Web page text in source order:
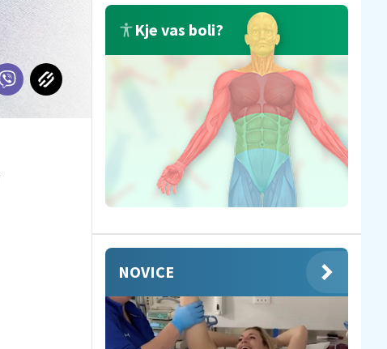
Kje vas boli?
NOVICE